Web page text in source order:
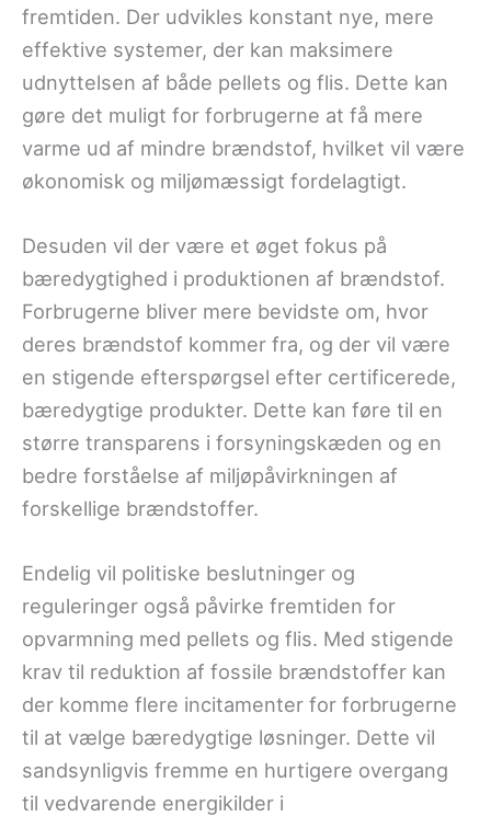
fremtiden. Der udvikles konstant nye, mere
effektive systemer, der kan maksimere
udnyttelsen af både pellets og flis. Dette kan
gøre det muligt for forbrugerne at få mere
varme ud af mindre brændstof, hvilket vil være
økonomisk og miljømæssigt fordelagtigt.
Desuden vil der være et øget fokus på
bæredygtighed i produktionen af brændstof.
Forbrugerne bliver mere bevidste om, hvor
deres brændstof kommer fra, og der vil være
en stigende efterspørgsel efter certificerede,
bæredygtige produkter. Dette kan føre til en
større transparens i forsyningskæden og en
bedre forståelse af miljøpåvirkningen af
forskellige brændstoffer.
Endelig vil politiske beslutninger og
reguleringer også påvirke fremtiden for
opvarmning med pellets og flis. Med stigende
krav til reduktion af fossile brændstoffer kan
der komme flere incitamenter for forbrugerne
til at vælge bæredygtige løsninger. Dette vil
sandsynligvis fremme en hurtigere overgang
til vedvarende energikilder i